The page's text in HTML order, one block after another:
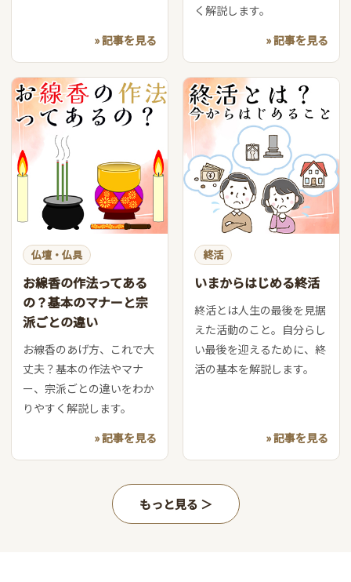
» 記事を見る
く解説します。
» 記事を見る
仏壇・仏具
お線香の作法ってある
の？基本のマナーと宗
派ごとの違い
お線香のあげ方、これで大
丈夫？基本の作法やマナ
ー、宗派ごとの違いをわか
りやすく解説します。
» 記事を見る
終活
いまからはじめる終活
終活とは人生の最後を見据
えた活動のこと。自分らし
い最後を迎えるために、終
活の基本を解説します。
» 記事を見る
もっと見る